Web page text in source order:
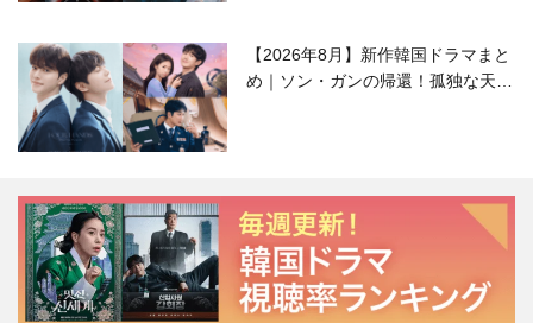
【2026年8月】新作韓国ドラマまと
め｜ソン・ガンの帰還！孤独な天才